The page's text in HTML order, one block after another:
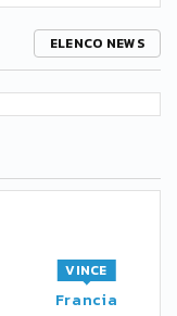
ELENCO NEWS
Francia
VINCE